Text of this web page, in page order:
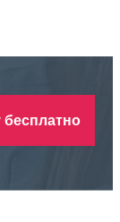
бесплатно